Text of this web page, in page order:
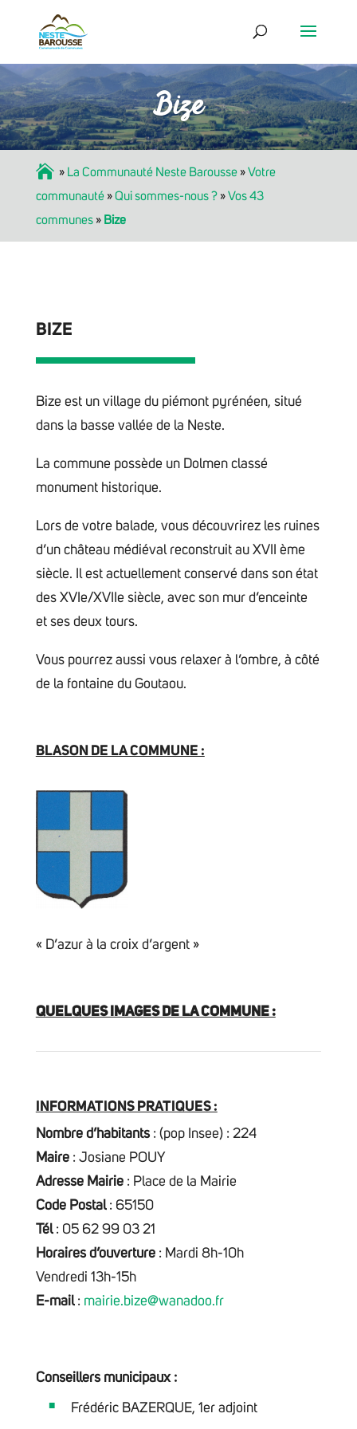
Bize
Accueil » La Communauté Neste Barousse»Votre
communauté»Qui sommes-nous ?»Vos 43
communes» Bize
BIZE
Bize est un village du piémont pyrénéen, situé
dans la basse vallée de la Neste.
La commune possède un Dolmen classé
monument historique.
Lors de votre balade, vous découvrirez les ruines
d’un château médiéval reconstruit au XVII ème
siècle. Il est actuellement conservé dans son état
des XVIe/XVIIe siècle, avec son mur d’enceinte
et ses deux tours.
Vous pourrez aussi vous relaxer à l’ombre, à côté
de la fontaine du Goutaou.
BLASON DE LA COMMUNE :
« D’azur à la croix d’argent »
QUELQUES IMAGES DE LA COMMUNE :
INFORMATIONS PRATIQUES :
Nombre d’habitants : (pop Insee) : 224
Maire : Josiane POUY
Adresse Mairie : Place de la Mairie
Code Postal: 65150
Tél : 05 62 99 03 21
Horaires d’ouverture: Mardi 8h-10h
Vendredi 13h-15h
E-mail: mairie.bize@wanadoo.fr
Conseillers municipaux :
Frédéric BAZERQUE, 1er adjoint